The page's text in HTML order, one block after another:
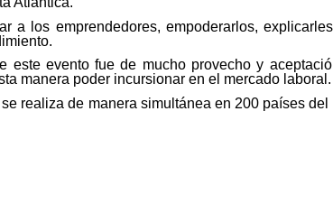
a los emprendedores, empoderarlos,
evento fue de mucho provecho y
manera poder incursionar en el mercado laboral.
realiza de manera simultánea en 200 países